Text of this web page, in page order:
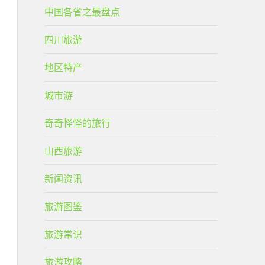
中国各省之最盘点
四川旅游
地区特产
城市游
奇奇怪怪的旅行
山西旅游
新闻资讯
旅游图鉴
旅游常识
旅游攻略